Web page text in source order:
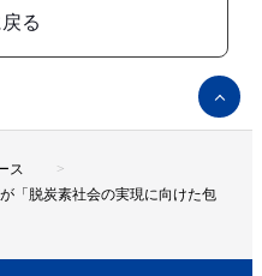
る
ペ
ー
ジ
ッ
ス
「脱炭素社会の実現に向けた包